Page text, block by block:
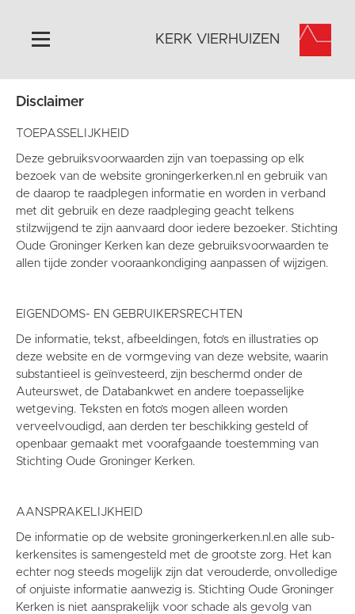
Home
Algemeen
Historie
Omgeving
Activiteiten
Steun ons
Contact
KERK VIERHUIZEN
Disclaimer
TOEPASSELIJKHEID
Deze gebruiksvoorwaarden zijn van toepassing op elk
bezoek van de website groningerkerken.nl en gebruik van
de daarop te raadplegen informatie en worden in verband
met dit gebruik en deze raadpleging geacht telkens
stilzwijgend te zijn aanvaard door iedere bezoeker. Stichting
Oude Groninger Kerken kan deze gebruiksvoorwaarden te
allen tijde zonder vooraankondiging aanpassen of wijzigen.
EIGENDOMS- EN GEBRUIKERSRECHTEN
De informatie, tekst, afbeeldingen, foto’s en illustraties op
deze website en de vormgeving van deze website, waarin
substantieel is geïnvesteerd, zijn beschermd onder de
Auteurswet, de Databankwet en andere toepasselijke
wetgeving. Teksten en foto’s mogen alleen worden
verveelvoudigd, aan derden ter beschikking gesteld of
openbaar gemaakt met voorafgaande toestemming van
Stichting Oude Groninger Kerken.
AANSPRAKELIJKHEID
De informatie op de website groningerkerken.nl.en alle sub-
kerkensites is samengesteld met de grootste zorg. Het kan
echter nog steeds mogelijk zijn dat verouderde, onvolledige
of onjuiste informatie aanwezig is. Stichting Oude Groninger
Kerken is niet aansprakelijk voor schade als gevolg van